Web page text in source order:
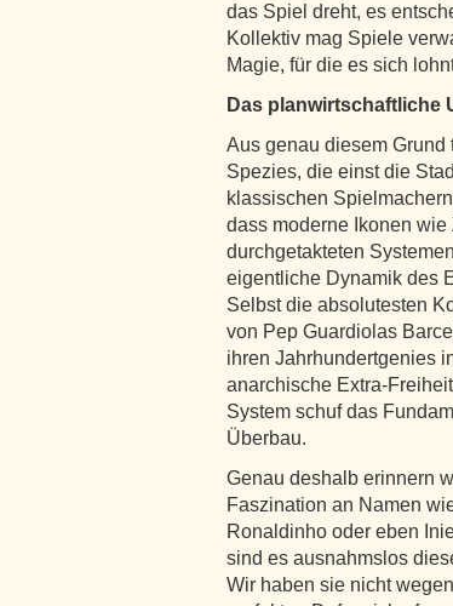
das Spiel dreht, es
Kollektiv mag Spiele
Magie, für die es sich
Das planwirtschaftliche
Aus genau diesem
Spezies, die einst die
klassischen
dass moderne Ikonen
durchgetakteten
eigentliche Dynamik des
Selbst die absolutesten
von Pep Guardiolas
ihren Jahrhundertgenies
anarchische Extra-
System schuf das
Überbau.
Genau deshalb erinnern
Faszination an Namen
Ronaldinho oder eben
sind es ausnahmslos
Wir haben sie nicht